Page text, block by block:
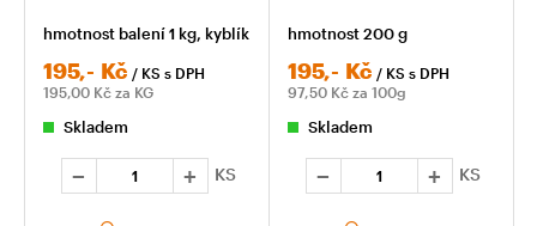
hmotnost balení 1 kg, kyblík
195,- Kč / KS s DPH
195,00 Kč za KG
Skladem
KS
hmotnost 200 g
195,- Kč / KS s DPH
97,50 Kč za 100g
Skladem
KS